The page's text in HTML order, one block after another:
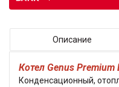
Описание
Котел Genus Premium
Конденсационный,